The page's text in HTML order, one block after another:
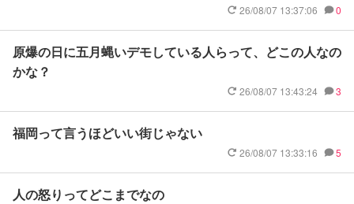
26/08/07 13:37:06 0
原爆の日に五月蝿いデモしている人らって、どこの人なの
かな？
26/08/07 13:43:24 3
福岡って言うほどいい街じゃない
26/08/07 13:33:16 5
人の怒りってどこまでなの